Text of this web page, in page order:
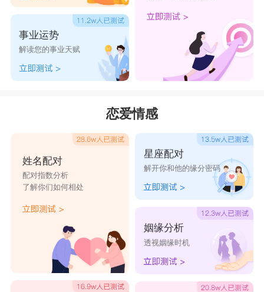
为双鱼女的依赖性很强，她们在离婚后会发现自己
一个人生活过的乱七八糟的，更倾向于去找一个能
给她们做梦的人。
双鱼女很注重外在的气质，她们很喜欢会打扮
的人，这样的人在人群中一定很耀眼，一眼就被人
发现。当她们一遇到特别会打扮的异性，就会像中
了邪一样疯狂地爱上对方，想要与对方结婚。因为
在双鱼女看来会打扮的人不管在哪一个年纪都依旧
会美美哒，而且两个人在一起，自己也会受影响，
也会把自己打扮得很好看，两个人走在一起非常搭
配养眼。
总而言之，爱情这个事情是需要慎重的，万万
事业运势
解读您的事业天赋
恋爱情感
姓名配对
配对指数分析
了解你们如何相处
星座配对
解开你和他的缘分密码
姻缘分析
透视姻缘时机